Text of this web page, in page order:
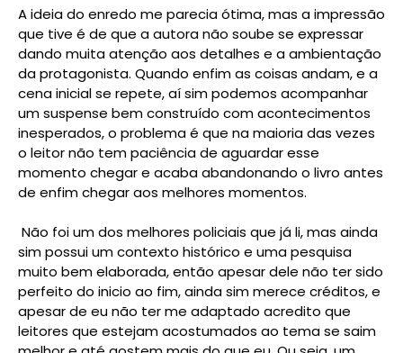
A ideia do enredo me parecia ótima, mas a impressão
que tive é de que a autora não soube se expressar
dando muita atenção aos detalhes e a ambientação
da protagonista. Quando enfim as coisas andam, e a
cena inicial se repete, aí sim podemos acompanhar
um suspense bem construído com acontecimentos
inesperados, o problema é que na maioria das vezes
o leitor não tem paciência de aguardar esse
momento chegar e acaba abandonando o livro antes
de enfim chegar aos melhores momentos.
Não foi um dos melhores policiais que já li, mas ainda
sim possui um contexto histórico e uma pesquisa
muito bem elaborada, então apesar dele não ter sido
perfeito do inicio ao fim, ainda sim merece créditos, e
apesar de eu não ter me adaptado acredito que
leitores que estejam acostumados ao tema se saim